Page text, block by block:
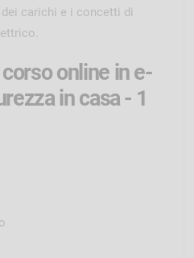
carichi e i concetti di
online in e-
in casa - 1